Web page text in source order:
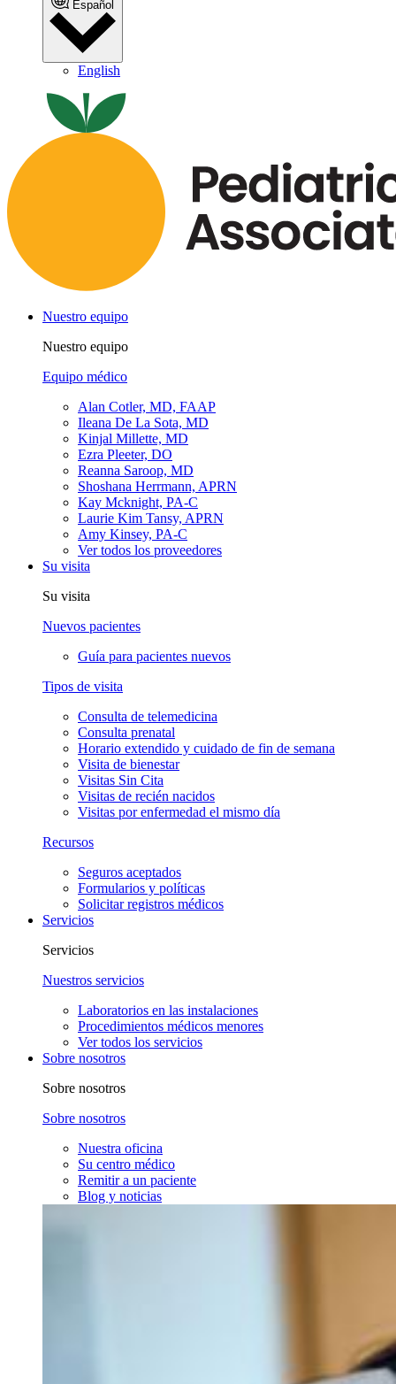
Español
English
Nuestro equipo
Nuestro equipo
Equipo médico
Alan Cotler, MD, FAAP
Ileana De La Sota, MD
Kinjal Millette, MD
Ezra Pleeter, DO
Reanna Saroop, MD
Shoshana Herrmann, APRN
Kay Mcknight, PA-C
Laurie Kim Tansy, APRN
Amy Kinsey, PA-C
Ver todos los proveedores
Su visita
Su visita
Nuevos pacientes
Guía para pacientes nuevos
Tipos de visita
Consulta de telemedicina
Consulta prenatal
Horario extendido y cuidado de fin de semana
Visita de bienestar
Visitas Sin Cita
Visitas de recién nacidos
Visitas por enfermedad el mismo día
Recursos
Seguros aceptados
Formularios y políticas
Solicitar registros médicos
Servicios
Servicios
Nuestros servicios
Laboratorios en las instalaciones
Procedimientos médicos menores
Ver todos los servicios
Sobre nosotros
Sobre nosotros
Sobre nosotros
Nuestra oficina
Su centro médico
Remitir a un paciente
Blog y noticias